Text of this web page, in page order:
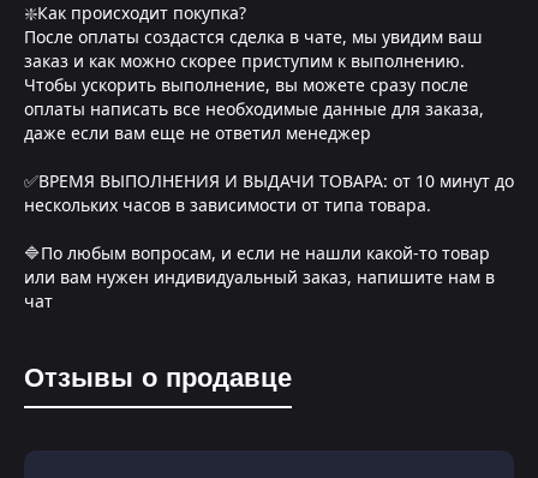
❇️Как происходит покупка?
После оплаты создастся сделка в чате, мы увидим ваш
заказ и как можно скорее приступим к выполнению.
Чтобы ускорить выполнение, вы можете сразу после
оплаты написать все необходимые данные для заказа,
даже если вам еще не ответил менеджер
✅ВРЕМЯ ВЫПОЛНЕНИЯ И ВЫДАЧИ ТОВАРА: от 10 минут до
нескольких часов в зависимости от типа товара.
🔷По любым вопросам, и если не нашли какой-то товар
или вам нужен индивидуальный заказ, напишите нам в
чат
Отзывы о продавце